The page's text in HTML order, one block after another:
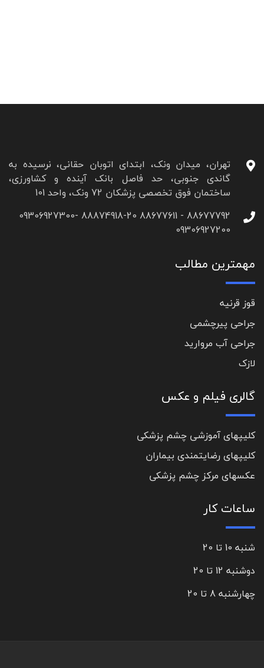
تهران، میدان ونک، ابتدای اتوبان حقانی، نرسیده به
گاندی جنوبی، حد فاصل بانک آینده و کشاورزی،
ساختمان فوق تخصصی پزشکان 72 ونک، واحد 101
88677792 - 88677611 88874918-20 09306927300-
09306927200
مهمترین مطالب
قوز قرنیه
جراحی پیرچشمی
جراحی آب مروارید
لازک
گالری فیلم و عکس
کلیپهای آموزشی چشم پزشکی
کلیپهای رضایتمندی بیماران
عکسهای مرکز چشم پزشکی
ساعات کار
شنبه 10 تا 20
دوشنبه 12 تا 20
چهارشنبه 8 تا 20